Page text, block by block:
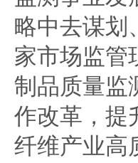
略中去谋划
家市场监管
制品质量监
作改革，提
纤维产业高